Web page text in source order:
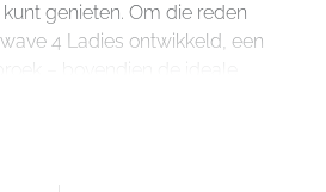
genieten. Om die reden
4 Ladies ontwikkeld, een
– bovendien de ideale
wordt op een onbeperkte